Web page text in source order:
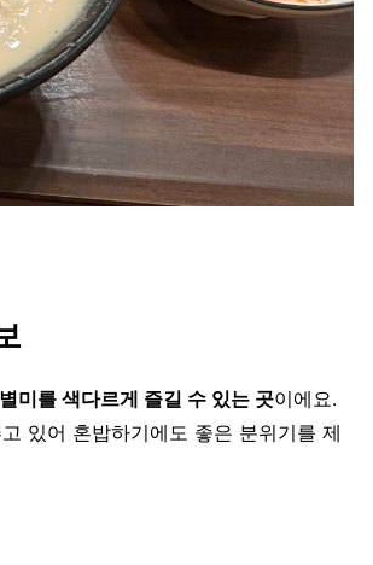
미를 색다르게 즐길 수 있는 곳이에요.
있어 혼밥하기에도 좋은 분위기를 제